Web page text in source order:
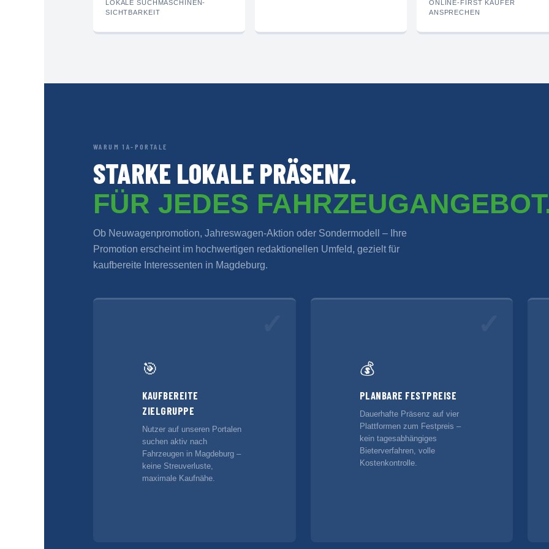
LOKALE SUCHMASCHINEN-
SICHTBARKEIT
ONLINE-FIRST KÄUFER
ANSPRECHEN
WARUM 1A-PORTALE
STARKE LOKALE PRÄSENZ.
FÜR JEDES
Ob Neuwagenpromotion, Jahreswagen-Aktion oder Sondermodell – Ihre
Promotion erscheint im hochwertigen redaktionellen Umfeld, gezielt für
kaufbereite Interessenten in Magdeburg.
🎯
KAUFBEREITE
ZIELGRUPPE
Nutzer auf unseren Portalen
suchen aktiv nach
Fahrzeugen in Magdeburg –
keine Streuverluste,
maximale Kaufnähe.
💰
PLANBARE FESTPREISE
Dauerhafte Präsenz auf vier
Plattformen zum Festpreis –
kein tagesabhängiges
Bieterverfahren, volle
Kostenkontrolle.